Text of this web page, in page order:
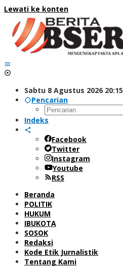
Lewati ke konten
Sabtu 8 Agustus 2026 20:15
Pencarian
Indeks
Facebook
Twitter
Instagram
Youtube
RSS
Beranda
POLITIK
HUKUM
IBUKOTA
SOSOK
Redaksi
Kode Etik Jurnalistik
Tentang Kami